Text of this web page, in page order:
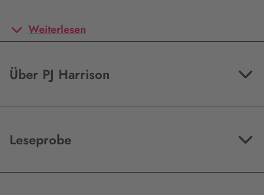
Weiterlesen
Über PJ Harrison
Leseprobe